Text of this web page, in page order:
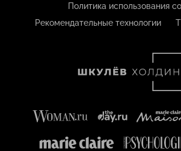
Политика использования
Рекомендательные технологии